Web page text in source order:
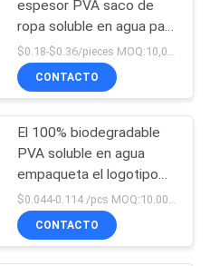
espesor PVA saco de
ropa soluble en agua para
diversas aplicaciones
$0.18-$0.36/pieces MOQ:10,000 piezas
CONTACTO
El 100% biodegradable
PVA soluble en agua
empaqueta el logotipo
impreso personalizado
de las compras de la
camiseta
CONTACTO